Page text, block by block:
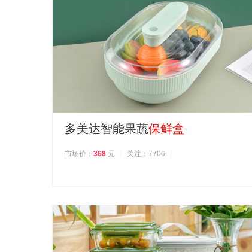
多美达智能果蔬保鲜盒
市场价： 368 元 关注：7706